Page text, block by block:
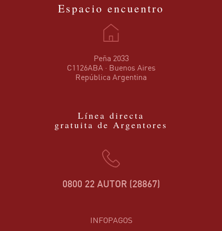
Espacio encuentro
Peña 2033
C1126ABA · Buenos Aires
República Argentina
Línea directa
gratuita de Argentores
0800 22 AUTOR (28867)
INFOPAGOS